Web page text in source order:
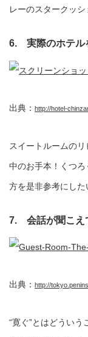
レーのスタークッ
6. 実際のホテル
出典： http://hotel-
スイートルームの
中のお手本！くつ
方を是非参考にした
7. 会話が聞こえ
出典： http://
“寛ぐ”とはどうい